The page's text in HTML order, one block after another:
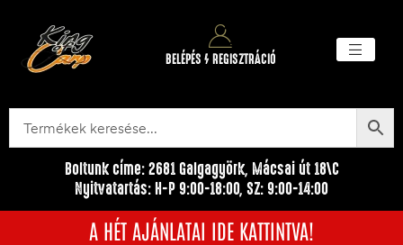
BELÉPÉS / REGISZTRÁCIÓ
Boltunk címe: 2681 Galgagyörk, Mácsai út 18\C
Nyitvatartás: H-P 9:00-18:00, SZ: 9:00-14:00
A HÉT AJÁNLATAI IDE KATTINTVA!